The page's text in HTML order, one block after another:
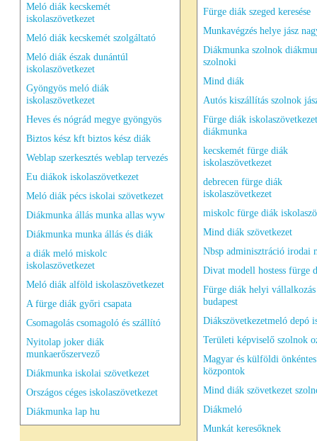
Meló diák kecskemét
iskolaszövetkezet
Meló diák kecskemét szolgáltató
Meló diák észak dunántúl
iskolaszövetkezet
Gyöngyös meló diák
iskolaszövetkezet
Heves és nógrád megye gyöngyös
Biztos kész kft biztos kész diák
Weblap szerkesztés weblap tervezés
Eu diákok iskolaszövetkezet
Meló diák pécs iskolai szövetkezet
Diákmunka állás munka allas wyw
Diákmunka munka állás és diák
a diák meló miskolc
iskolaszövetkezet
Meló diák alföld iskolaszövetkezet
A fürge diák győri csapata
Csomagolás csomagoló és szállító
Nyitolap joker diák
munkaerőszervező
Diákmunka iskolai szövetkezet
Országos céges iskolaszövetkezet
Diákmunka lap hu
Fürge diák szeged keresése
Munkavégzés helye jász
Diákmunka szolnok
szolnoki
Mind diák
Autós kiszállítás szolnok
Fürge diák iskolaszövetkezet
diákmunka
kecskemét fürge diák
iskolaszövetkezet
debrecen fürge diák
iskolaszövetkezet
miskolc fürge diák
Mind diák szövetkezet
Nbsp adminisztráció irodai
Divat modell hostess fürge
Fürge diák helyi vállalkozás
budapest
Diákszövetkezetmeló depó
Területi képviselő szolnok
Magyar és külföldi önkéntes
központok
Mind diák szövetkezet
Diákmeló
Munkát keresőknek